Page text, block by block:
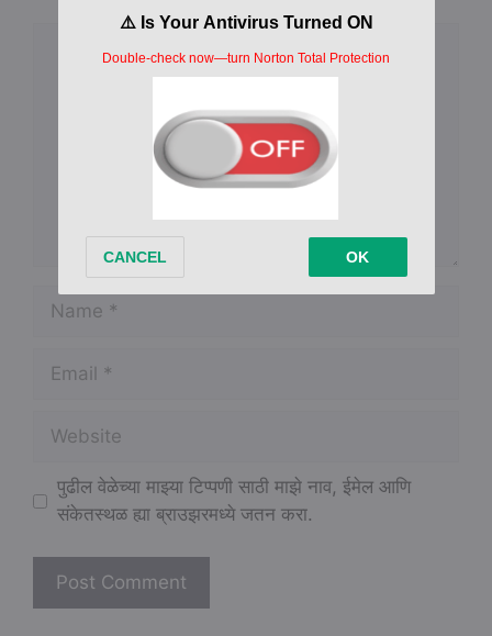
Name
पुढील वेळेच्या माझ्या टिप्पणी साठी माझे नाव, ईमेल आणि
संकेतस्थळ ह्या ब्राउझरमध्ये जतन करा.